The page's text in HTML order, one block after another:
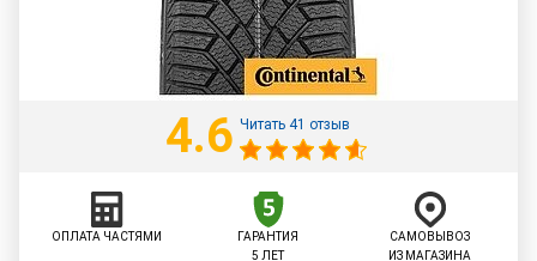
4.6 Читать 41 отзыв
ОПЛАТА ЧАСТЯМИ
ГАРАНТИЯ
5 ЛЕТ
САМОВЫВОЗ
ИЗ МАГАЗИНА